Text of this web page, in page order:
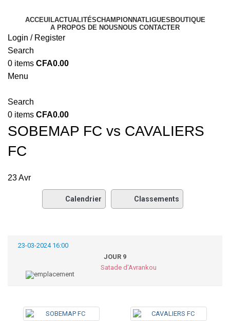
ACCEUILACTUALITÉSCHAMPIONNATLIGUES BOUTIQUE
A PROPOS DE NOUS NOUS CONTACTER
Login / Register
Search
0 items CFA0.00
Menu
Search
0 items CFA0.00
SOBEMAP FC vs CAVALIERS
FC
23Avr
Calendrier Classements
23-03-2024 16:00
JOUR 9
Satade d'Avrankou